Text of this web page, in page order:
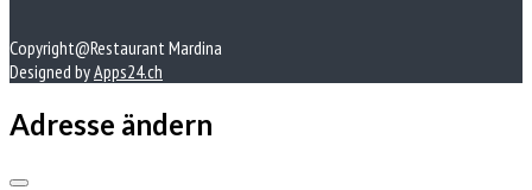
Copyright@Restaurant Mardina
Designed byApps24.ch
Adresse ändern